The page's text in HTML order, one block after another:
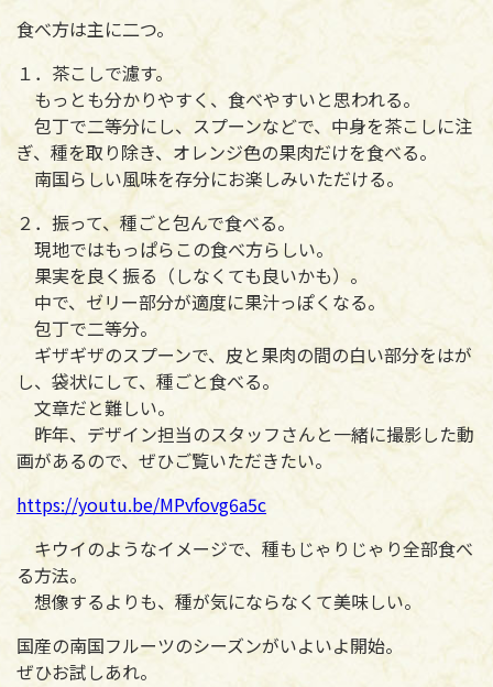
食べ方は主に二つ。
１．茶こしで濾す。
もっとも分かりやすく、食べやすいと思われる。
包丁で二等分にし、スプーンなどで、中身を茶こしに注
ぎ、種を取り除き、オレンジ色の果肉だけを食べる。
南国らしい風味を存分にお楽しみいただける。
２．振って、種ごと包んで食べる。
現地ではもっぱらこの食べ方らしい。
果実を良く振る（しなくても良いかも）。
中で、ゼリー部分が適度に果汁っぽくなる。
包丁で二等分。
ギザギザのスプーンで、皮と果肉の間の白い部分をはが
し、袋状にして、種ごと食べる。
文章だと難しい。
昨年、デザイン担当のスタッフさんと一緒に撮影した動
画があるので、ぜひご覧いただきたい。
https://youtu.be/MPvfovg6a5c
キウイのようなイメージで、種もじゃりじゃり全部食べ
る方法。
想像するよりも、種が気にならなくて美味しい。
国産の南国フルーツのシーズンがいよいよ開始。
ぜひお試しあれ。